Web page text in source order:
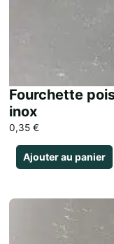
Fourchette
inox
0,35 €
Ajouter au panier